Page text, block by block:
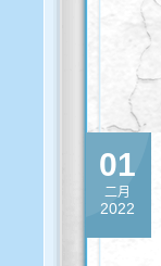
01
二月
2022